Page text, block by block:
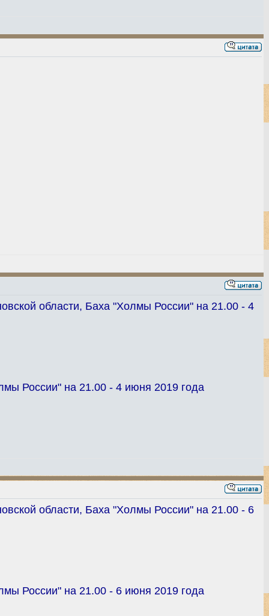
области, Баха "Холмы России" на 21.00 - 4
России" на 21.00 - 4 июня 2019 года
области, Баха "Холмы России" на 21.00 - 6
России" на 21.00 - 6 июня 2019 года